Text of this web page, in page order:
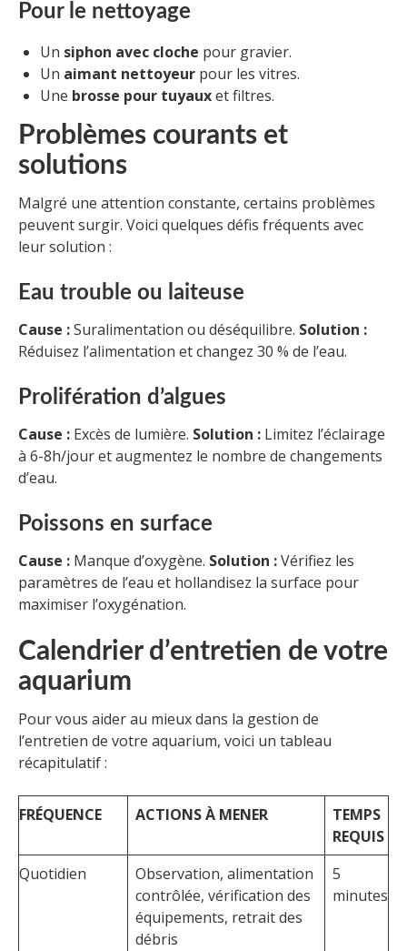
Pour le nettoyage
Un siphon avec cloche pour gravier.
Un aimant nettoyeur pour les vitres.
Une brosse pour tuyauxet filtres.
Problèmes courants et
solutions
Malgré une attention constante, certains problèmes
peuvent surgir. Voici quelques défis fréquents avec
leur solution :
Eau trouble ou laiteuse
Cause :Suralimentation ou déséquilibre. Solution :
Réduisez l’alimentation et changez 30 % de l’eau.
Prolifération d’algues
Cause : Excès de lumière. Solution : Limitez l’éclairage
à 6-8h/jour et augmentez le nombre de changements
d’eau.
Poissons en surface
Cause : Manque d’oxygène. Solution :Vérifiez les
paramètres de l’eau et hollandisez la surface pour
maximiser l’oxygénation.
Calendrier d’entretien de votre
aquarium
Pour vous aider au mieux dans la gestion de
l’entretien de votre aquarium, voici un tableau
récapitulatif :
FRÉQUENCE ACTIONS À MENER
TEMPS
REQUIS
Quotidien
Observation, alimentation
contrôlée, vérification des
équipements, retrait des
débris
5
minutes